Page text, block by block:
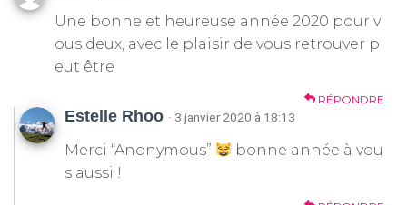
Une bonne et heureuse année 2020 pour v
ous deux, avec le plaisir de vous retrouver p
eut être
RÉPONDRE
Estelle Rhoo · 3 janvier 2020 à 18:13
Merci “Anonymous”
bonne année à vou
s aussi !